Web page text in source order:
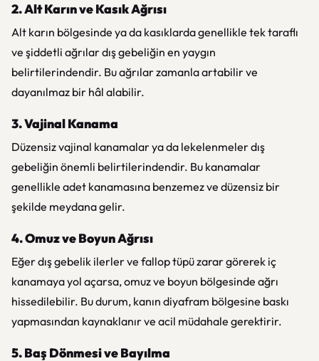
2. Alt Karın ve Kasık Ağrısı
Alt karın bölgesinde ya da kasıklarda genellikle tek taraflı
ve şiddetli ağrılar dış gebeliğin en yaygın
belirtilerindendir. Bu ağrılar zamanla artabilir ve
dayanılmaz bir hâl alabilir.
3. Vajinal Kanama
Düzensiz vajinal kanamalar ya da lekelenmeler dış
gebeliğin önemli belirtilerindendir. Bu kanamalar
genellikle adet kanamasına benzemez ve düzensiz bir
şekilde meydana gelir.
4. Omuz ve Boyun Ağrısı
Eğer dış gebelik ilerler ve fallop tüpü zarar görerek iç
kanamaya yol açarsa, omuz ve boyun bölgesinde ağrı
hissedilebilir. Bu durum, kanın diyafram bölgesine baskı
yapmasından kaynaklanır ve acil müdahale gerektirir.
5. Baş Dönmesi ve Bayılma